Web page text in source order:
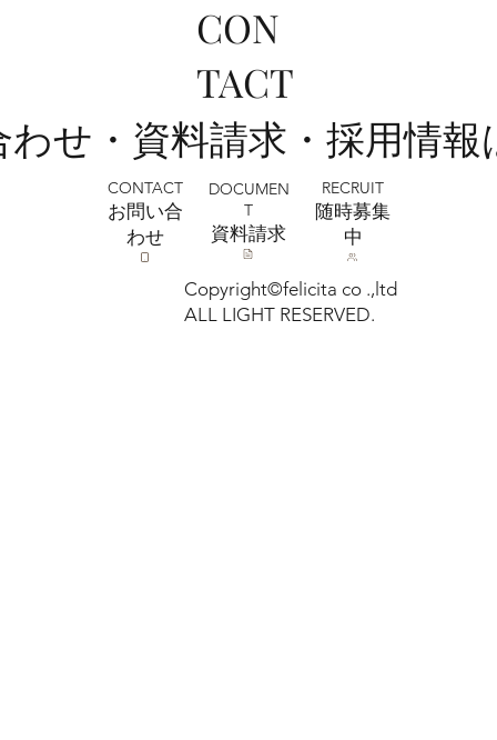
フェリチタ熊谷店 2026ひまわりフォト
ご予約受付中🌻🌞
Copyright©felicita co .,ltd
ALL LIGHT RESERVED.
CON
TACT
せ・資料請求・採用情
CONTACT
お問い合
わせ
DOCUMEN
T
​資料請求
RECRUIT
​随時募集
中